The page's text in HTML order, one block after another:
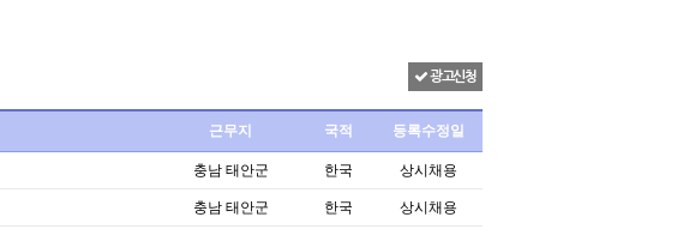
광고신청
근무지 국적 등록수정일
충남 태안군 한국 상시채용
충남 태안군 한국 상시채용